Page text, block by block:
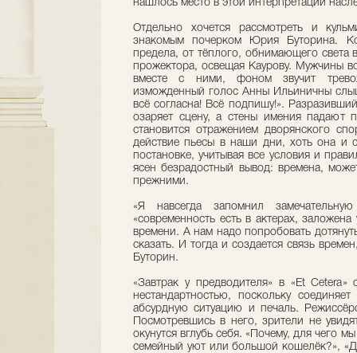
нашлось место в этой интерпретации
Отдельно хочется рассмотреть и
знакомым почерком Юрия Буторина.
предела, от тёплого, обнимающего света
прожектора, освещая Каурову. Мужчины
вместе с ними, фоном звучит
изможденный голос Анны Ильиничны
всё согласна! Всё подпишу!».
озаряет сцену, а стены имения падают
становится отражением дворянского
действие пьесы в наши дни, хоть она и
постановке, учитывая все условия и
ясен безрадостный вывод: времена,
прежними.
«Я навсегда запомнил
«современность есть в актерах,
времени. А нам надо попробовать
сказать. И тогда и создается связь
Буторин.
«Завтрак у предводителя» в «Et
нестандартностью, поскольку
абсурдную ситуацию и печаль.
Посмотревшись в него, зрители не
окунутся вглубь себя. «Почему, для чего
семейный уют или большой кошелёк?»,